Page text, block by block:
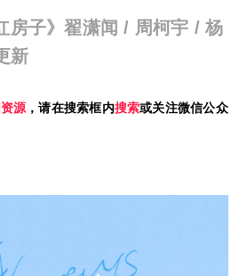
房子》翟潇闻 / 周柯宇 / 杨
新
源 ，请在搜索框内搜索或关注微信公众